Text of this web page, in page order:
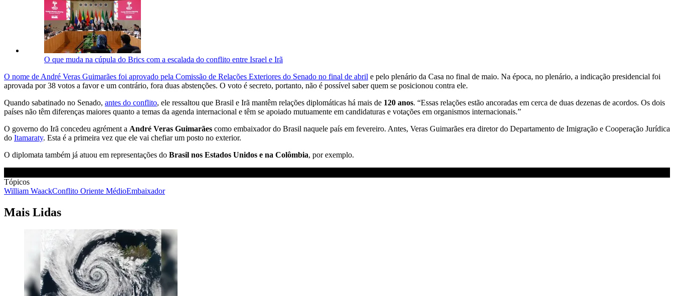
O que muda na cúpula do Brics com a escalada do conflito entre Israel e Irã
O nome de André Veras Guimarães foi aprovado pela Comissão de Relações Exteriores do Senado no final de abril e pelo plenário da Casa no final de maio. Na época, no plenário, a indicação presidencial foi
aprovada por 38 votos a favor e um contrário, fora duas abstenções. O voto é secreto, portanto, não é possível saber quem se posicionou contra ele.
Quando sabatinado no Senado, antes do conflito, ele ressaltou que Brasil e Irã mantêm relações diplomáticas há mais de 120 anos. “Essas relações estão ancoradas em cerca de duas dezenas de acordos. Os dois
países não têm diferenças maiores quanto a temas da agenda internacional e têm se apoiado mutuamente em candidaturas e votações em organismos internacionais.”
O governo do Irã concedeu agrément a André Veras Guimarães como embaixador do Brasil naquele país em fevereiro. Antes, Veras Guimarães era diretor do Departamento de Imigração e Cooperação Jurídica
do Itamaraty. Esta é a primeira vez que ele vai chefiar um posto no exterior.
O diplomata também já atuou em representações do Brasil nos Estados Unidos e na Colômbia, por exemplo.
Tópicos
William WaackConflito Oriente MédioEmbaixador
Mais Lidas